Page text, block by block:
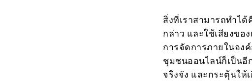
สิ่งที่เราสามารถทำไ
กล่าว และใช้เสียงขอ
การจัดการภายในอง
ชุมชนออนไลน์ก็เป็นอี
จริงจัง และกระตุ้นใ